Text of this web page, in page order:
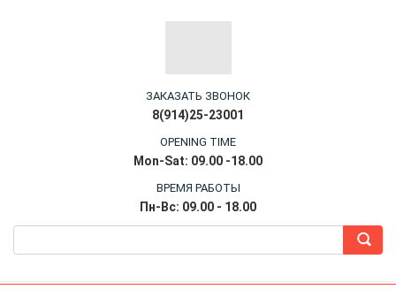
ЗАКАЗАТЬ ЗВОНОК
8(914)25-23001
OPENING TIME
Mon-Sat: 09.00 -18.00
ВРЕМЯ РАБОТЫ
Пн-Вс: 09.00 - 18.00